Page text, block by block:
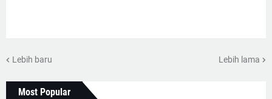
Lebih baru Lebih lama
Most Popular